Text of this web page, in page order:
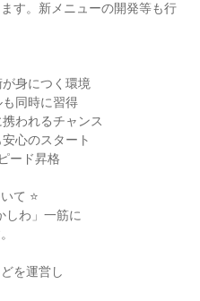
す。新メニューの開発等も行
身につく環境
同時に習得
われるチャンス
心のスタート
ード昇格
て ⭐
しわ」一筋に
を運営し